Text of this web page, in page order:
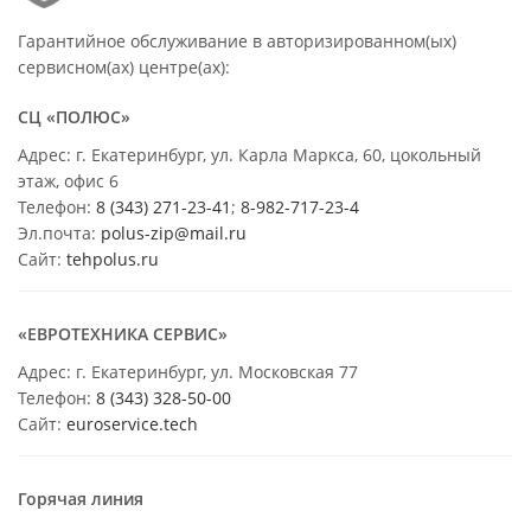
Гарантийное обслуживание в авторизированном(ых)
сервисном(ах) центре(ах):
СЦ «ПОЛЮС»
Адрес: г. Екатеринбург, ул. Карла Маркса, 60, цокольный
этаж, офис 6
Телефон: 8 (343) 271-23-41; 8-982-717-23-4
Эл.почта: polus-zip@mail.ru
Сайт: tehpolus.ru
«ЕВРОТЕХНИКА СЕРВИС»
Адрес: г. Екатеринбург, ул. Московская 77
Телефон: 8 (343) 328-50-00
Сайт: euroservice.tech
Горячая линия